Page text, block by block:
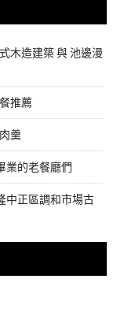
木造建築 與 池邊漫
推薦
羹
業的老餐廳們
中正區調和市場古